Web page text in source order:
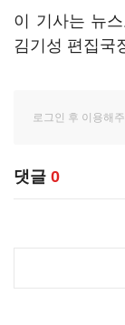
이 기사는 뉴
김기성 편집국
댓글 0